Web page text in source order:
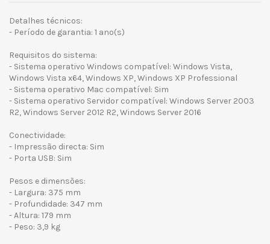
Detalhes técnicos:
- Período de garantia: 1 ano(s)
Requisitos do sistema:
- Sistema operativo Windows compatível: Windows Vista,
Windows Vista x64, Windows XP, Windows XP Professional
- Sistema operativo Mac compatível: Sim
- Sistema operativo Servidor compatível: Windows Server 2003
R2, Windows Server 2012 R2, Windows Server 2016
Conectividade:
- Impressão directa: Sim
- Porta USB: Sim
Pesos e dimensões:
- Largura: 375 mm
- Profundidade: 347 mm
- Altura: 179 mm
- Peso: 3,9 kg